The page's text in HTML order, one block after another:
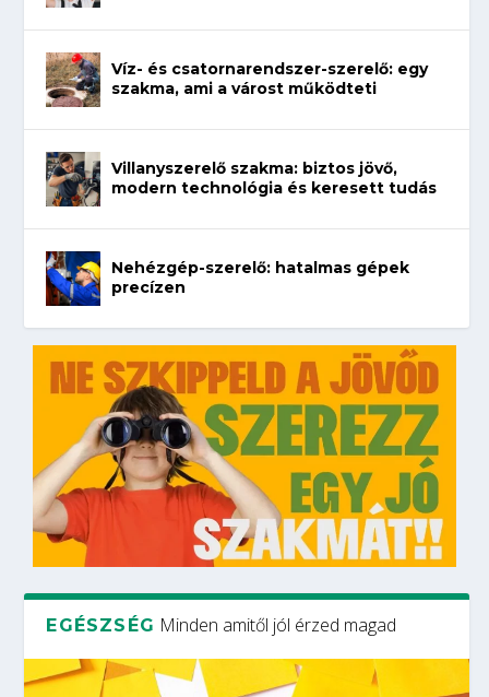
Víz- és csatornarendszer-szerelő: egy
szakma, ami a várost működteti
Villanyszerelő szakma: biztos jövő,
modern technológia és keresett tudás
Nehézgép-szerelő: hatalmas gépek
precízen
EGÉSZSÉG Minden amitől jól érzed magad